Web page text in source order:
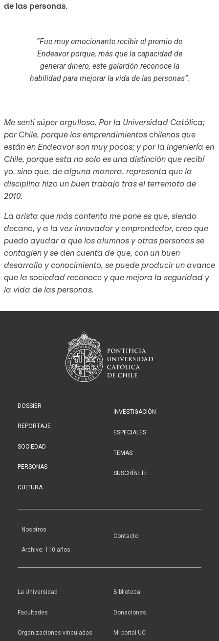
de las personas.
“Fue muy emocionante recibir el premio de
Endeavor porque, más que la capacidad de
generar dinero, este galardón reconoce la
habilidad para mejorar la vida de las personas”.
Me sentí súper orgulloso. Por la Universidad Católica;
por Chile, porque los emprendimientos chilenos que
están en Endeavor son muy pocos; y por la ingeniería en
Chile, porque esta no solo es una distinción que recibí
yo, sino que, de alguna manera, representa que la
disciplina hizo un buen trabajo tras el terremoto de
2010.
La arista que más contento me pone es que, siendo
decano, y a la vez innovador y emprendedor, creo que
puedo ayudar a que los alumnos y otras personas se
contagien y se den cuenta de que, con un buen
desarrollo y conocimiento, se puede producir un avance
que la sociedad reconoce y que mejora la seguridad y
la vida de las personas.
DOSSIER
REPORTAJE
SOCIEDAD
PERSONAS
CULTURA
INVESTIGACIÓN
ESPECIALES
TEMAS
SUSCRÍBETE
Nosotros
Archivo: 110 años
Contacto
La Universidad
Facultades
Organizaciones vinculadas
Biblioteca
Donaciones
Mi portal UC